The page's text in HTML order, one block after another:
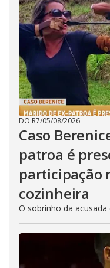
DO R7/05/08/2026
Caso
patroa é
participação
cozinheira
O sobrinho da